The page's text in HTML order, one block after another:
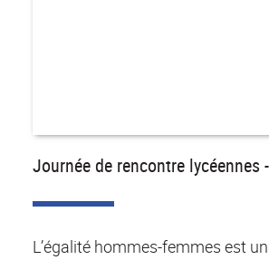
Journée de rencontre lycéennes
L’égalité hommes-femmes est